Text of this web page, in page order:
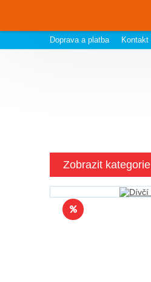
Doprava a platba Kontakt
Zobrazit kategorie